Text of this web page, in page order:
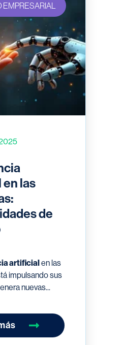
las
de
artificial en las
impulsando sus
nuevas...